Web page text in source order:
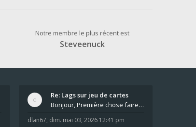
Notre membre le plus récent est
Steveenuck
Re: Lags sur jeu de cartes
Bonjour, Première chose faire un arrêt complet de
dlan67, dim. mai 03, 2026 12:41 pm